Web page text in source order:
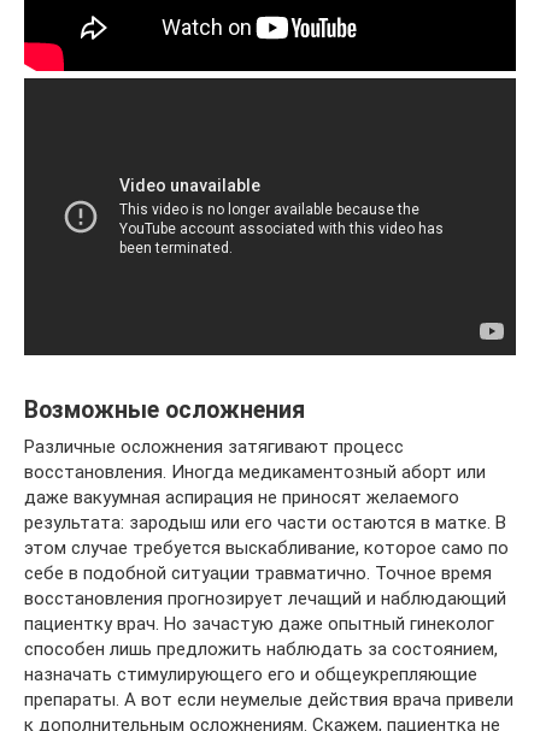
Возможные осложнения
Различные осложнения затягивают процесс
восстановления. Иногда медикаментозный аборт или
даже вакуумная аспирация не приносят желаемого
результата: зародыш или его части остаются в матке. В
этом случае требуется выскабливание, которое само по
себе в подобной ситуации травматично. Точное время
восстановления прогнозирует лечащий и наблюдающий
пациентку врач. Но зачастую даже опытный гинеколог
способен лишь предложить наблюдать за состоянием,
назначать стимулирующего его и общеукрепляющие
препараты. А вот если неумелые действия врача привели
к дополнительным осложнениям. Скажем, пациентка не